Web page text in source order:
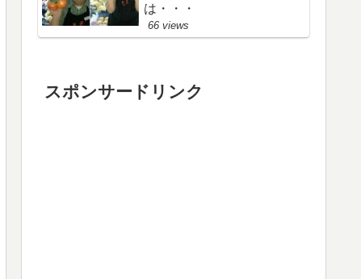
は・・・
66 views
スポンサードリンク